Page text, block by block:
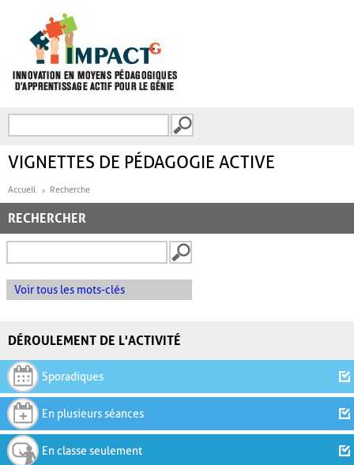
FORMULAIRE DE
VIGNETTES DE PÉDAGOGIE ACTIVE
Accueil Recherche
RECHERCHER
Voir tous les mots-clés
DÉROULEMENT DE L'ACTIVITÉ
Sporadiques
En plusieurs séances
En classe seulement